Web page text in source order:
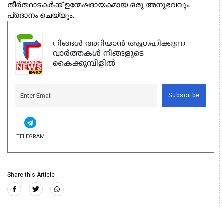
തീർത്ഥാടകർക്ക് ഉന്മേഷദായകമായ ഒരു അനുഭവവും
പ്രദാനം ചെയ്യും.
നിങ്ങൾ അറിയാൻ ആഗ്രഹിക്കുന്ന
വാർത്തകൾ നിങ്ങളുടെ
കൈക്കുമ്പിളിൽ
Subscribe
TELEGRAM
Share this Article